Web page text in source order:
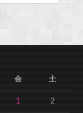
金 土
1 2